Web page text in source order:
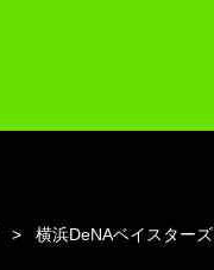
横浜DeNAベイスターズ